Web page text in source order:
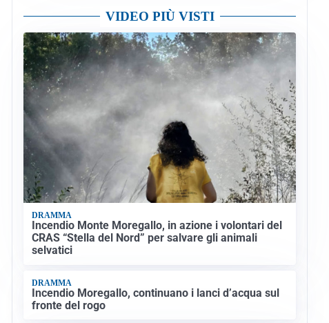
VIDEO PIÙ VISTI
DRAMMA
Incendio Monte Moregallo, in azione i volontari del
CRAS “Stella del Nord” per salvare gli animali
selvatici
DRAMMA
Incendio Moregallo, continuano i lanci d’acqua sul
fronte del rogo